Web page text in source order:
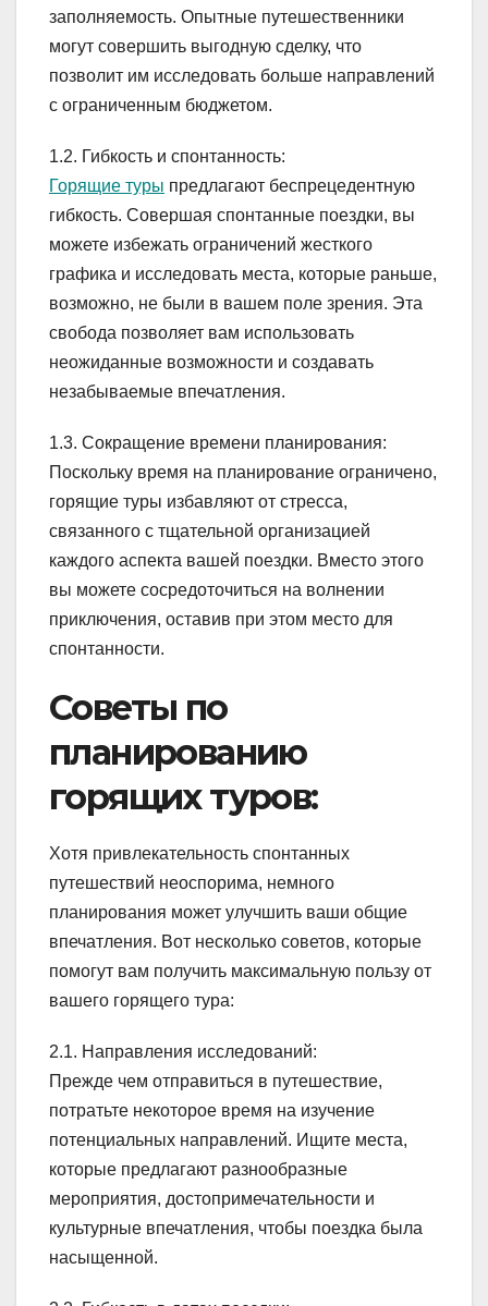
заполняемость. Опытные путешественники
могут совершить выгодную сделку, что
позволит им исследовать больше направлений
с ограниченным бюджетом.
1.2. Гибкость и спонтанность:
Горящие туры предлагают беспрецедентную
гибкость. Совершая спонтанные поездки, вы
можете избежать ограничений жесткого
графика и исследовать места, которые раньше,
возможно, не были в вашем поле зрения. Эта
свобода позволяет вам использовать
неожиданные возможности и создавать
незабываемые впечатления.
1.3. Сокращение времени планирования:
Поскольку время на планирование ограничено,
горящие туры избавляют от стресса,
связанного с тщательной организацией
каждого аспекта вашей поездки. Вместо этого
вы можете сосредоточиться на волнении
приключения, оставив при этом место для
спонтанности.
Советы по
планированию
горящих туров:
Хотя привлекательность спонтанных
путешествий неоспорима, немного
планирования может улучшить ваши общие
впечатления. Вот несколько советов, которые
помогут вам получить максимальную пользу от
вашего горящего тура:
2.1. Направления исследований:
Прежде чем отправиться в путешествие,
потратьте некоторое время на изучение
потенциальных направлений. Ищите места,
которые предлагают разнообразные
мероприятия, достопримечательности и
культурные впечатления, чтобы поездка была
насыщенной.